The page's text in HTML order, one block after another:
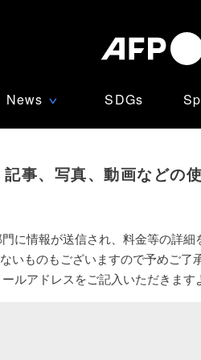
News ∨ SDGs
記事、写真、動画などの
に情報が送信され、料金等の詳細
いものもございますので予めご了
ルアドレスをご記入いただきます